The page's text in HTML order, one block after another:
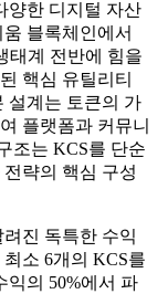
양한 디지털 자산
블록체인에서
태계 전반에 힘을
핵심 유틸리티
설계는 토큰의 가
플랫폼과 커뮤니
조는 KCS를 단순
략의 핵심 구성
진 독특한 수익
소 6개의 KCS를
익의 50%에서 파